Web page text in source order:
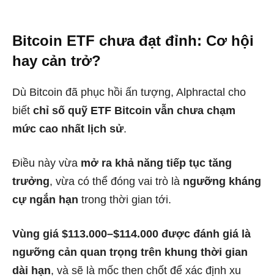
Bitcoin ETF chưa đạt đỉnh: Cơ hội
hay cản trở?
Dù Bitcoin đã phục hồi ấn tượng, Alphractal cho
biết chỉ số quỹ ETF Bitcoin vẫn chưa chạm
mức cao nhất lịch sử.
Điều này vừa mở ra khả năng tiếp tục tăng
trưởng, vừa có thể đóng vai trò là ngưỡng kháng
cự ngắn hạn trong thời gian tới.
Vùng giá $113.000–$114.000 được đánh giá là
ngưỡng cản quan trọng trên khung thời gian
dài hạn, và sẽ là mốc then chốt để xác định xu